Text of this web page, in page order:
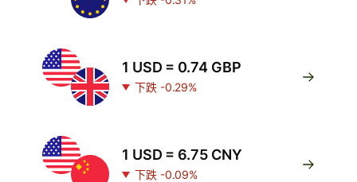
1 USD = 0.74 GBP
下跌 -0.29%
1 USD = 6.75 CNY
下跌 -0.09%